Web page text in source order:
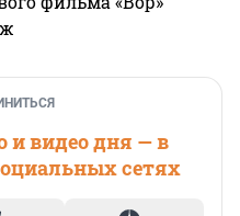
и видео дня — в
сетях